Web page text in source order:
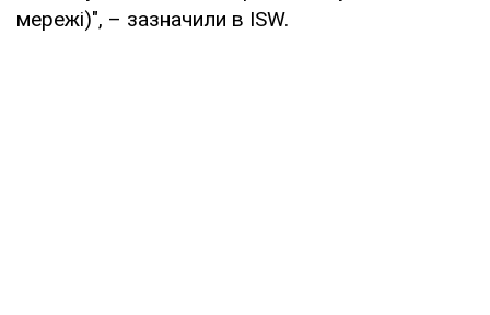
мережі)", – зазначили в ISW.